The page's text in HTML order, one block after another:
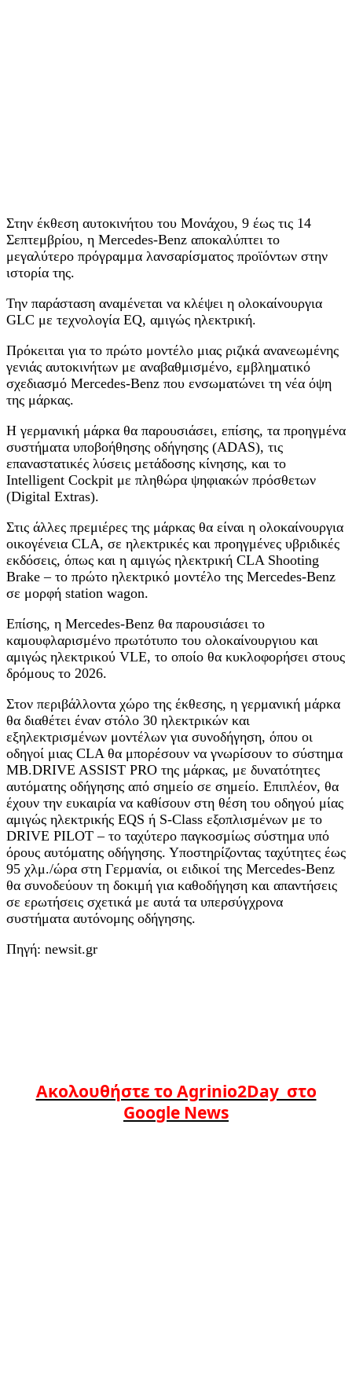
Στην έκθεση αυτοκινήτου του Μονάχου, 9 έως τις 14
Σεπτεμβρίου, η Mercedes‑Benz αποκαλύπτει το
μεγαλύτερο πρόγραμμα λανσαρίσματος προϊόντων στην
ιστορία της.
Την παράσταση αναμένεται να κλέψει η ολοκαίνουργια
GLC με τεχνολογία EQ, αμιγώς ηλεκτρική.
Πρόκειται για το πρώτο μοντέλο μιας ριζικά ανανεωμένης
γενιάς αυτοκινήτων με αναβαθμισμένο, εμβληματικό
σχεδιασμό Mercedes‑Benz που ενσωματώνει τη νέα όψη
της μάρκας.
Η γερμανική μάρκα θα παρουσιάσει, επίσης, τα προηγμένα
συστήματα υποβοήθησης οδήγησης (ADAS), τις
επαναστατικές λύσεις μετάδοσης κίνησης, και το
Intelligent Cockpit με πληθώρα ψηφιακών πρόσθετων
(Digital Extras).
Στις άλλες πρεμιέρες της μάρκας θα είναι η ολοκαίνουργια
οικογένεια CLA, σε ηλεκτρικές και προηγμένες υβριδικές
εκδόσεις, όπως και η αμιγώς ηλεκτρική CLA Shooting
Brake – το πρώτο ηλεκτρικό μοντέλο της Mercedes‑Benz
σε μορφή station wagon.
Επίσης, η Mercedes‑Benz θα παρουσιάσει το
καμουφλαρισμένο πρωτότυπο του ολοκαίνουργιου και
αμιγώς ηλεκτρικού VLE, το οποίο θα κυκλοφορήσει στους
δρόμους το 2026.
Στον περιβάλλοντα χώρο της έκθεσης, η γερμανική μάρκα
θα διαθέτει έναν στόλο 30 ηλεκτρικών και
εξηλεκτρισμένων μοντέλων για συνοδήγηση, όπου οι
οδηγοί μιας CLA θα μπορέσουν να γνωρίσουν το σύστημα
MB.DRIVE ASSIST PRO της μάρκας, με δυνατότητες
αυτόματης οδήγησης από σημείο σε σημείο. Επιπλέον, θα
έχουν την ευκαιρία να καθίσουν στη θέση του οδηγού μίας
αμιγώς ηλεκτρικής EQS ή S‑Class εξοπλισμένων με το
DRIVE PILOT – το ταχύτερο παγκοσμίως σύστημα υπό
όρους αυτόματης οδήγησης. Υποστηρίζοντας ταχύτητες έως
95 χλμ./ώρα στη Γερμανία, οι ειδικοί της Mercedes‑Benz
θα συνοδεύουν τη δοκιμή για καθοδήγηση και απαντήσεις
σε ερωτήσεις σχετικά με αυτά τα υπερσύγχρονα
συστήματα αυτόνομης οδήγησης.
Πηγή: newsit.gr
Ακολουθήστε το Agrinio2Day στο
Google News